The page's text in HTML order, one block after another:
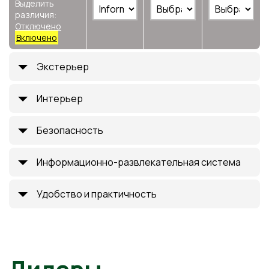
Выделить
различия:
Отключено
Включено
Экстерьер
Интерьер
Безопасность
Информационно-развлекательная система
Удобство и практичность